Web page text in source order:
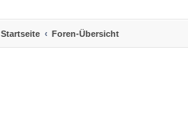
Startseite Foren-Übersicht